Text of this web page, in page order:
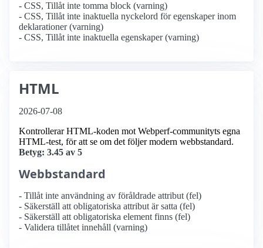
- CSS, Tillåt inte tomma block (varning)
- CSS, Tillåt inte inaktuella nyckelord för egenskaper inom
deklarationer (varning)
- CSS, Tillåt inte inaktuella egenskaper (varning)
HTML
2026-07-08
Kontrollerar HTML-koden mot Webperf-communityts egna
HTML-test, för att se om det följer modern webbstandard.
Betyg: 3.45 av 5
Webbstandard
- Tillåt inte användning av föråldrade attribut (fel)
- Säkerställ att obligatoriska attribut är satta (fel)
- Säkerställ att obligatoriska element finns (fel)
- Validera tillåtet innehåll (varning)